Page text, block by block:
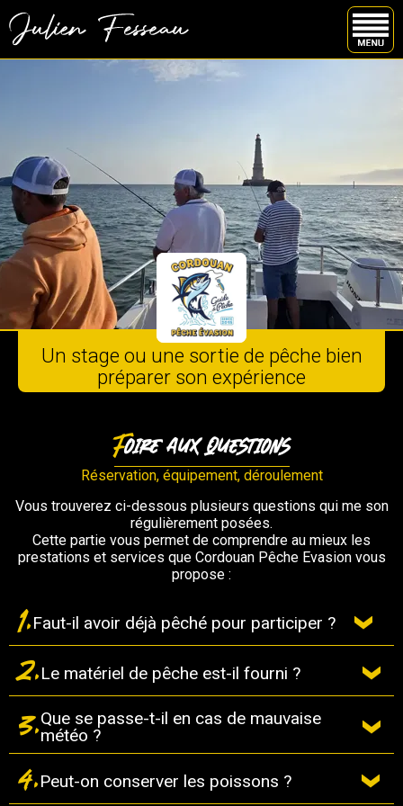
LAC HOURTIN (FR)
LAC VOLKERAK (PB)
LAC EN IRLANDE
EQUIPEMENT
FAQ
CONTACT
06 68 00 79 05
Un stage ou une sortie de pêche bien
préparer son expérience
Foire aux questions
Réservation, équipement, déroulement
Vous trouverez ci-dessous plusieurs questions qui me son
régulièrement posées.
Cette partie vous permet de comprendre au mieux les
prestations et services que Cordouan Pêche Evasion vous
propose :
1.Faut-il avoir déjà pêché pour participer ?
Non. Les sorties sont accessibles aux débutants
2.Le matériel de pêche est-il fourni ?
Oui, tout le matériel est fourni : cannes, moulinets,
leurres et équipements nécessaires. Vous pouvez bien
sûr apporter votre propre matériel si vous le souhaitez.
3.Que se passe-t-il en cas de mauvaise
météo ?
La sécurité est prioritaire. En cas de conditions
4.Peut-on conserver les poissons ?